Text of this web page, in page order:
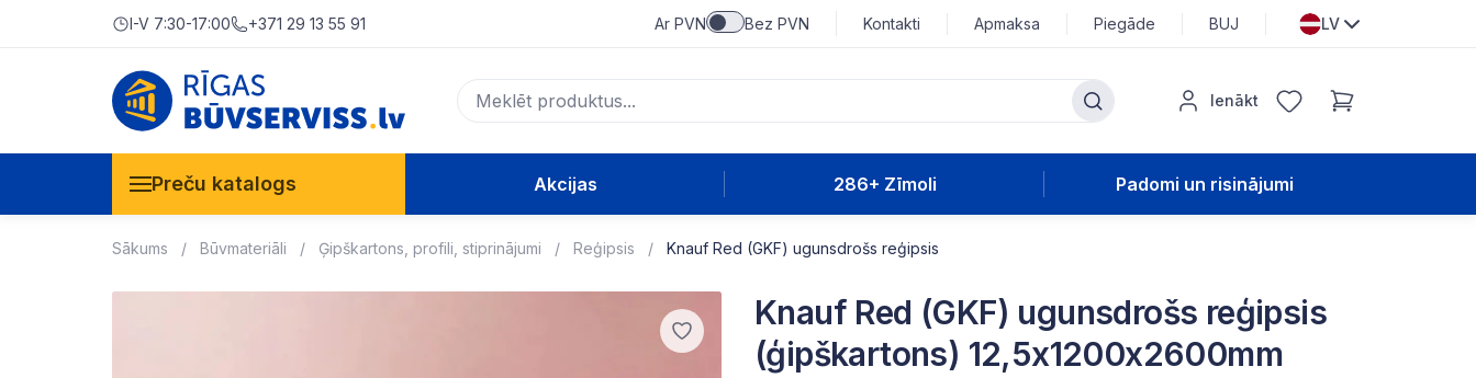
I-V 7:30-17:00 +371 29 13 55 91 Ar PVN Bez PVN Kontakti Apmaksa Piegāde BUJ LV
Ienākt
Preču katalogs Akcijas 286+ Zīmoli Padomi un risinājumi
Sākums Būvmateriāli Ģipškartons, profili, stiprinājumi Reģipsis Knauf Red (GKF) ugunsdrošs reģipsis
Knauf Red (GKF) ugunsdrošs reģipsis
(ģipškartons) 12,5x1200x2600mm